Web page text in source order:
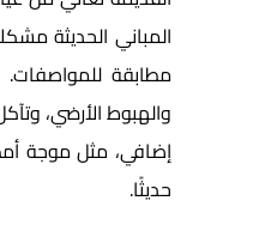
المباني الحديثة
مطابقة
والهبوط الأرضي،
إضافي، مثل موجة
حديثًا.